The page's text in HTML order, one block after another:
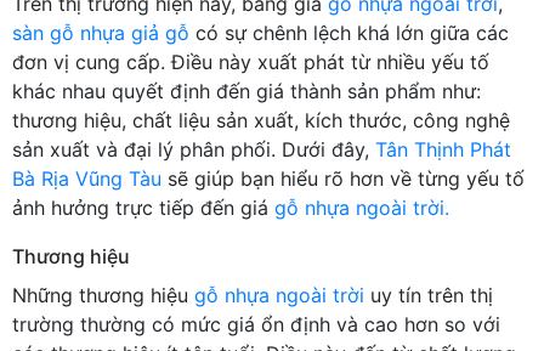
sàn gỗ nhựa giả gỗ có sự chênh lệch khá lớn giữa các
đơn vị cung cấp. Điều này xuất phát từ nhiều yếu tố
khác nhau quyết định đến giá thành sản phẩm như:
thương hiệu, chất liệu sản xuất, kích thước, công nghệ
sản xuất và đại lý phân phối. Dưới đây, Tân Thịnh Phát
Bà Rịa Vũng Tàu sẽ giúp bạn hiểu rõ hơn về từng yếu tố
ảnh hưởng trực tiếp đến giá gỗ nhựa ngoài trời.
Thương hiệu
Những thương hiệu gỗ nhựa ngoài trời uy tín trên thị
trường thường có mức giá ổn định và cao hơn so với